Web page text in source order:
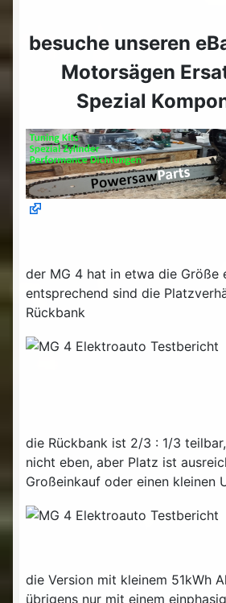
besuche unseren
Motorsägen
Spezial
der MG 4 hat in etwa die Größe
entsprechend sind die
Rückbank
die Rückbank ist 2/3 : 1/3
nicht eben, aber Platz ist
Großeinkauf oder einen kleinen
die Version mit kleinem 51kWh
übrigens nur mit einem